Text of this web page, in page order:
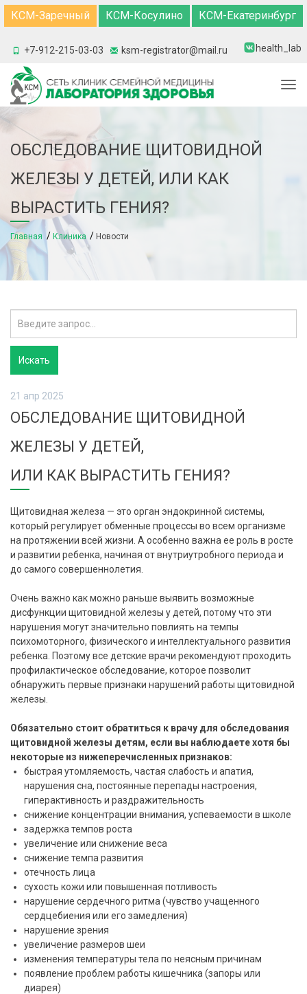
КСМ-Заречный КСМ-Косулино КСМ-Екатеринбург
+7-912-215-03-03 ksm-registrator@mail.ru health_lab
ОБСЛЕДОВАНИЕ ЩИТОВИДНОЙ
ЖЕЛЕЗЫ У ДЕТЕЙ, ИЛИ КАК
ВЫРАСТИТЬ ГЕНИЯ?
Главная Клиника Новости
21 апр 2025
ОБСЛЕДОВАНИЕ ЩИТОВИДНОЙ
ЖЕЛЕЗЫ У ДЕТЕЙ,
ИЛИ КАК ВЫРАСТИТЬ ГЕНИЯ?
Щитовидная железа — это орган эндокринной системы,
который регулирует обменные процессы во всем организме
на протяжении всей жизни. А особенно важна ее роль в росте
и развитии ребенка, начиная от внутриутробного периода и
до самого совершеннолетия.
Очень важно как можно раньше выявить возможные
дисфункции щитовидной железы у детей, потому что эти
нарушения могут значительно повлиять на темпы
психомоторного, физического и интеллектуального развития
ребенка. Поэтому все детские врачи рекомендуют проходить
профилактическое обследование, которое позволит
обнаружить первые признаки нарушений работы щитовидной
железы.
Обязательно стоит обратиться к врачу для обследования
щитовидной железы детям, если вы наблюдаете хотя бы
некоторые из нижеперечисленных признаков:
быстрая утомляемость, частая слабость и апатия,
нарушения сна, постоянные перепады настроения,
гиперактивность и раздражительность
снижение концентрации внимания, успеваемости в школе
задержка темпов роста
увеличение или снижение веса
снижение темпа развития
отечность лица
сухость кожи или повышенная потливость
нарушение сердечного ритма (чувство учащенного
сердцебиения или его замедления)
нарушение зрения
увеличение размеров шеи
изменения температуры тела по неясным причинам
появление проблем работы кишечника (запоры или
диарея)